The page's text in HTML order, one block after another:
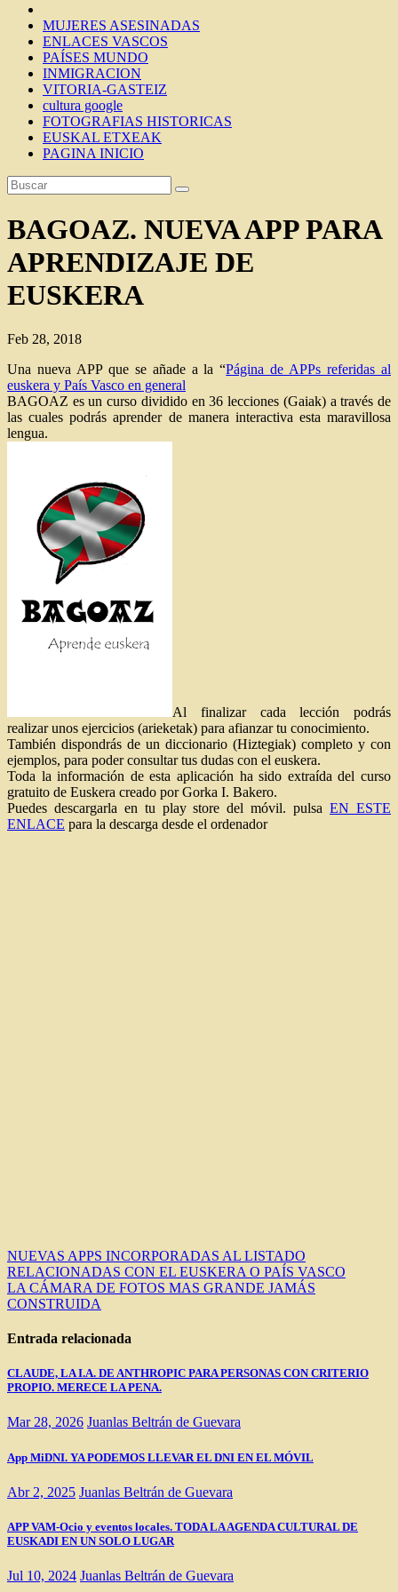
MUJERES ASESINADAS
ENLACES VASCOS
PAÍSES MUNDO
INMIGRACION
VITORIA-GASTEIZ
cultura google
FOTOGRAFIAS HISTORICAS
EUSKAL ETXEAK
PAGINA INICIO
BAGOAZ. NUEVA APP PARA
APRENDIZAJE DE
EUSKERA
Feb 28, 2018
Una nueva APP que se añade a la “Página de APPs referidas al
euskera y País Vasco en general
BAGOAZ es un curso dividido en 36 lecciones (Gaiak) a través de
las cuales podrás aprender de manera interactiva esta maravillosa
lengua.
Al finalizar cada lección podrás
realizar unos ejercicios (arieketak) para afianzar tu conocimiento.
También dispondrás de un diccionario (Hiztegiak) completo y con
ejemplos, para poder consultar tus dudas con el euskera.
Toda la información de esta aplicación ha sido extraída del curso
gratuito de Euskera creado por Gorka I. Bakero.
Puedes descargarla en tu play store del móvil. pulsaEN ESTE
ENLACE para la descarga desde el ordenador
Navegación
de
entradas
NUEVAS APPS INCORPORADAS AL LISTADO
RELACIONADAS CON EL EUSKERA O PAÍS VASCO
LA CÁMARA DE FOTOS MAS GRANDE JAMÁS
CONSTRUIDA
Entrada relacionada
CLAUDE, LA I.A. DE ANTHROPIC PARA PERSONAS CON CRITERIO
PROPIO. MERECE LA PENA.
Mar 28, 2026 Juanlas Beltrán de Guevara
App MiDNI. YA PODEMOS LLEVAR EL DNI EN EL MÓVIL
Abr 2, 2025 Juanlas Beltrán de Guevara
APP VAM-Ocio y eventos locales. TODA LA AGENDA CULTURAL DE
EUSKADI EN UN SOLO LUGAR
Jul 10, 2024 Juanlas Beltrán de Guevara